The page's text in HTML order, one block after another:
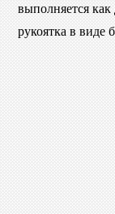
выполняется
рукоятка в виде